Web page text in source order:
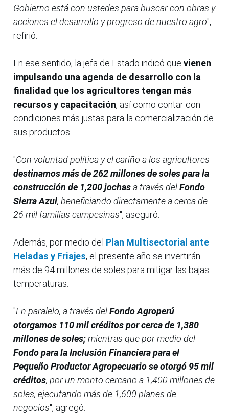
Gobierno está con ustedes para buscar con obras y
acciones el desarrollo y progreso de nuestro agro",
refirió.
En ese sentido, la jefa de Estado indicó que vienen
impulsando una agenda de desarrollo con la
finalidad que los agricultores tengan más
recursos y capacitación, así como contar con
condiciones más justas para la comercialización de
sus productos.
"Con voluntad política y el cariño a los agricultores
destinamos más de 262 millones de soles para la
construcción de 1,200 jochasa través delFondo
Sierra Azul, beneficiando directamente a cerca de
26 mil familias campesinas", aseguró.
Además, por medio del Plan Multisectorial ante
Heladas y Friajes, el presente año se invertirán
más de 94 millones de soles para mitigar las bajas
temperaturas.
"En paralelo, a través delFondo Agroperú
otorgamos 110 mil créditos por cerca de 1,380
millones de soles;mientras que por medio del
Fondo para la Inclusión Financiera para el
Pequeño Productor Agropecuario se otorgó 95 mil
créditos, por un monto cercano a 1,400 millones de
soles, ejecutando más de 1,600 planes de
negocios", agregó.